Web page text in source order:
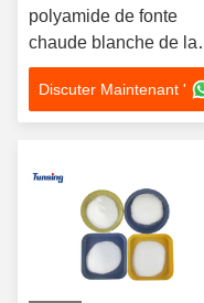
polyamide de fonte
chaude blanche de la
poudre DTF pour
l'imprimante de Digital
Discuter Maintenant '